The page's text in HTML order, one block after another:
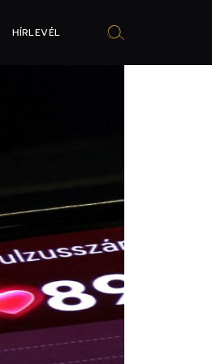
HÍRLEVÉL